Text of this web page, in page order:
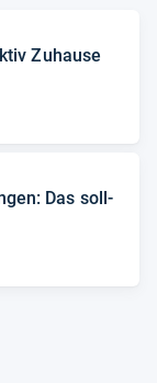
Zuhause
Das soll­